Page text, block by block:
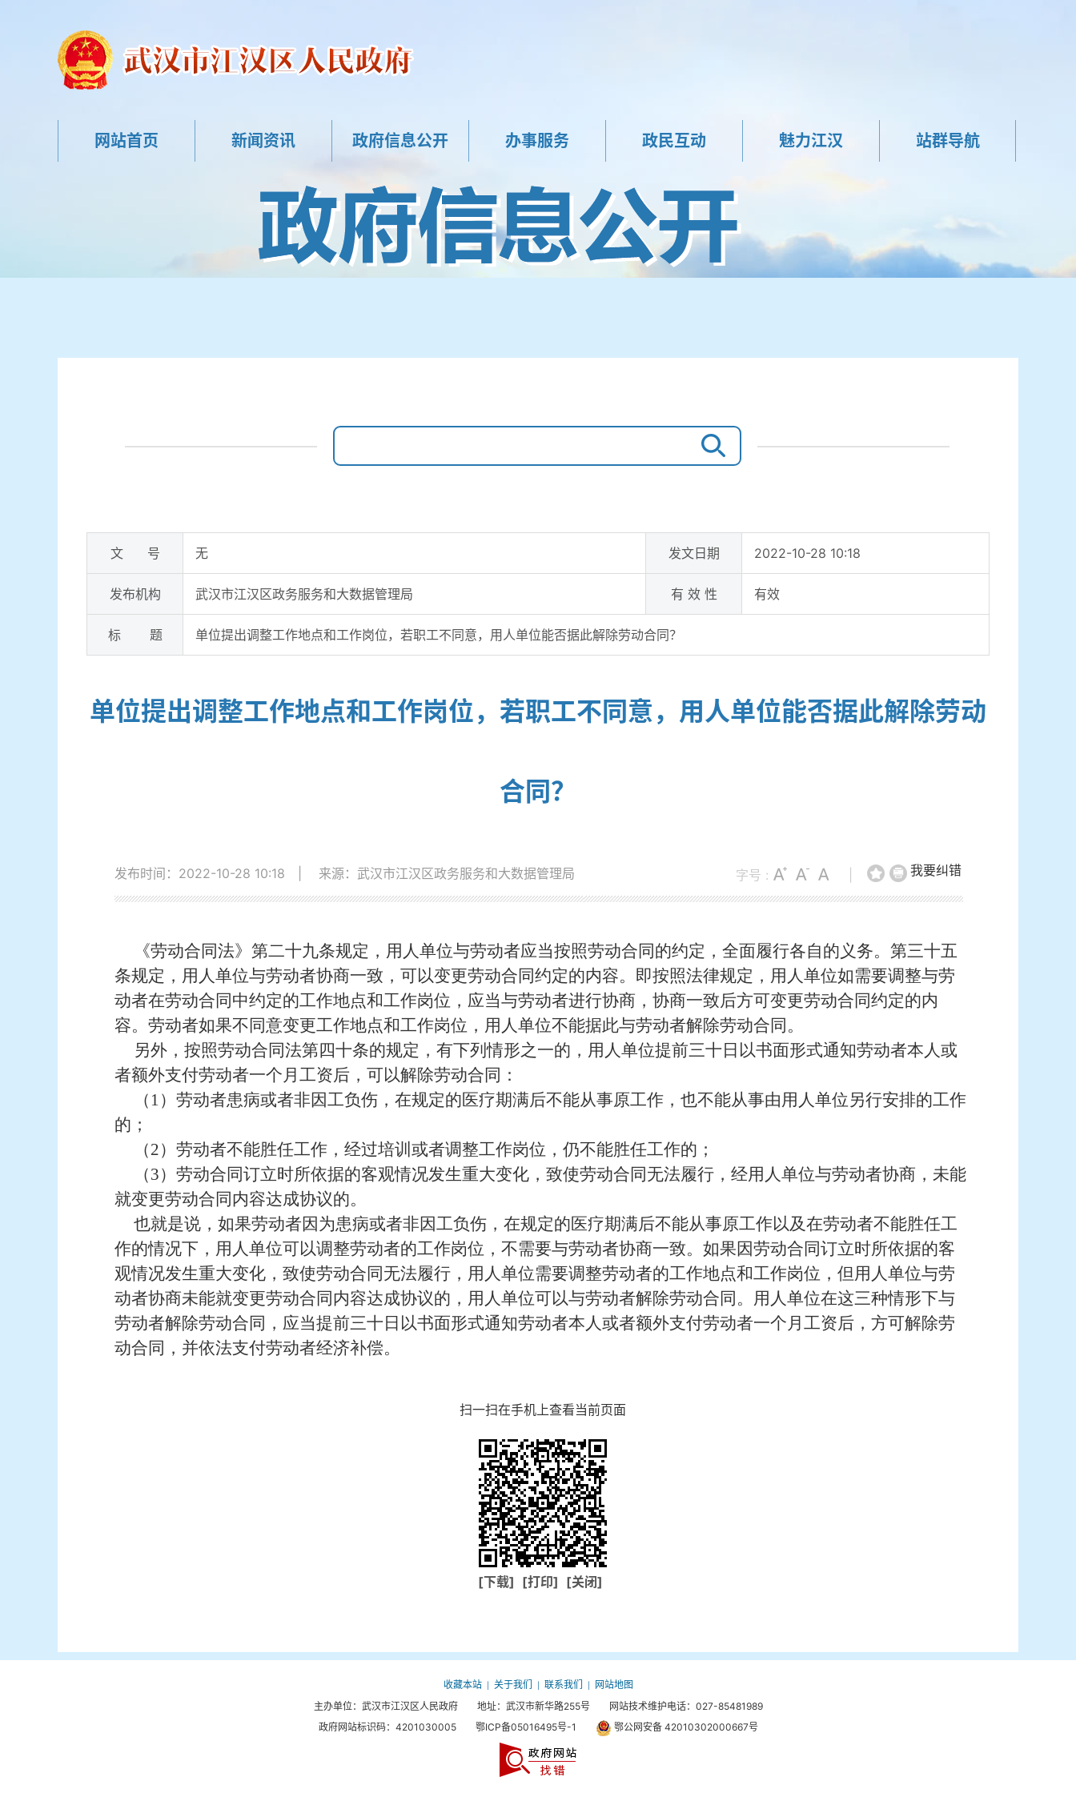
网站首页 新闻资讯 政府信息公开 办事服务 政民互动 魅力江汉 站群导航
文 号 无 发文日期 2022-10-28 10:18
发布机构 武汉市江汉区政务服务和大数据管理局 有 效 性 有效
标 题 单位提出调整工作地点和工作岗位，若职工不同意，用人单位能否据此解除劳动合同？
单位提出调整工作地点和工作岗位，若职工不同意，用人单位能否据此解除劳动
合同？
我要纠错
字号 :
发布时间：2022-10-28 10:18 来源：武汉市江汉区政务服务和大数据管理局
《劳动合同法》第二十九条规定，用人单位与劳动者应当按照劳动合同的约定，全面履行各自的义务。第三十五
条规定，用人单位与劳动者协商一致，可以变更劳动合同约定的内容。即按照法律规定，用人单位如需要调整与劳
动者在劳动合同中约定的工作地点和工作岗位，应当与劳动者进行协商，协商一致后方可变更劳动合同约定的内
容。劳动者如果不同意变更工作地点和工作岗位，用人单位不能据此与劳动者解除劳动合同。
另外，按照劳动合同法第四十条的规定，有下列情形之一的，用人单位提前三十日以书面形式通知劳动者本人或
者额外支付劳动者一个月工资后，可以解除劳动合同：
（ 1）劳动者患病或者非因工负伤，在规定的医疗期满后不能从事原工作，也不能从事由用人单位另行安排的工作
的；
（2）劳动者不能胜任工作，经过培训或者调整工作岗位，仍不能胜任工作的；
（3）劳动合同订立时所依据的客观情况发生重大变化，致使劳动合同无法履行，经用人单位与劳动者协商，未能
就变更劳动合同内容达成协议的。
也就是说，如果劳动者因为患病或者非因工负伤，在规定的医疗期满后不能从事原工作以及在劳动者不能胜任工
作的情况下，用人单位可以调整劳动者的工作岗位，不需要与劳动者协商一致。如果因劳动合同订立时所依据的客
观情况发生重大变化，致使劳动合同无法履行，用人单位需要调整劳动者的工作地点和工作岗位，但用人单位与劳
动者协商未能就变更劳动合同内容达成协议的，用人单位可以与劳动者解除劳动合同。用人单位在这三种情形下与
劳动者解除劳动合同，应当提前三十日以书面形式通知劳动者本人或者额外支付劳动者一个月工资后，方可解除劳
动合同，并依法支付劳动者经济补偿。
扫一扫在手机上查看当前页面
[下载] [打印] [关闭]
收藏本站 关于我们 联系我们
网站地图
主办单位：武汉市江汉区人民政府 地址：武汉市新华路255号 网站技术维护电话：027-85481989
政府网站标识码：4201030005 鄂ICP备05016495号-1 鄂公网安备 42010302000667号